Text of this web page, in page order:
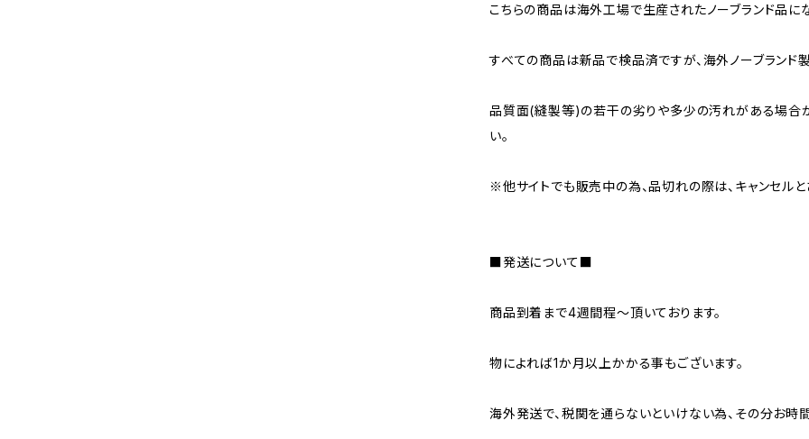
こちらの商品は海外工場で生産されたノーブランド品にな
すべての商品は新品で検品済ですが、海外ノーブランド
品質面(縫製等)の若干の劣りや多少の汚れがある場合
い。
※他サイトでも販売中の為、品切れの際は、キャンセルと
■発送について■
商品到着まで4週間程～頂いております。
物によれば1か月以上かかる事もございます。
海外発送で、税関を通らないといけない為、その分お時